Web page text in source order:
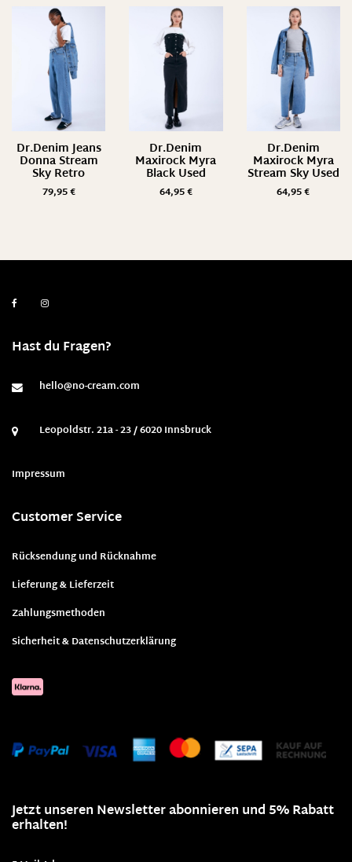
Dr.Denim Jeans
Donna Stream
Sky Retro
79,95€
Dr.Denim
Maxirock Myra
Black Used
64,95€
Dr.Denim
Maxirock Myra
Stream Sky Used
64,95€
Hast du Fragen?
hello@no-cream.com
Leopoldstr. 21a - 23 / 6020 Innsbruck
Impressum
Customer Service
Rücksendung und Rücknahme
Lieferung & Lieferzeit
Zahlungsmethoden
Sicherheit & Datenschutzerklärung
Jetzt unseren Newsletter abonnieren und 5% Rabatt
erhalten!